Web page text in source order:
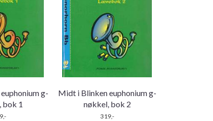
g-
bok 1
Midt i Blinken euphonium g-
nøkkel, bok 2
319,-